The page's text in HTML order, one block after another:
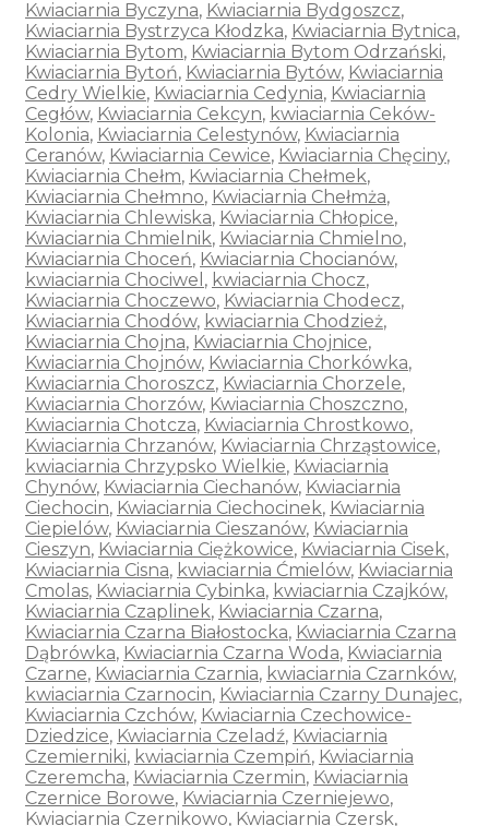
Kwiaciarnia Byczyna, Kwiaciarnia Bydgoszcz,
Kwiaciarnia Bystrzyca Kłodzka, Kwiaciarnia Bytnica,
Kwiaciarnia Bytom, Kwiaciarnia Bytom Odrzański,
Kwiaciarnia Bytoń, Kwiaciarnia Bytów, Kwiaciarnia
Cedry Wielkie, Kwiaciarnia Cedynia, Kwiaciarnia
Cegłów, Kwiaciarnia Cekcyn, kwiaciarnia Ceków-
Kolonia, Kwiaciarnia Celestynów, Kwiaciarnia
Ceranów, Kwiaciarnia Cewice, Kwiaciarnia Chęciny,
Kwiaciarnia Chełm, Kwiaciarnia Chełmek,
Kwiaciarnia Chełmno, Kwiaciarnia Chełmża,
Kwiaciarnia Chlewiska, Kwiaciarnia Chłopice,
Kwiaciarnia Chmielnik, Kwiaciarnia Chmielno,
Kwiaciarnia Choceń, Kwiaciarnia Chocianów,
kwiaciarnia Chociwel , kwiaciarnia Chocz,
Kwiaciarnia Choczewo, Kwiaciarnia Chodecz,
Kwiaciarnia Chodów, kwiaciarnia Chodzież,
Kwiaciarnia Chojna, Kwiaciarnia Chojnice,
Kwiaciarnia Chojnów, Kwiaciarnia Chorkówka,
Kwiaciarnia Choroszcz, Kwiaciarnia Chorzele,
Kwiaciarnia Chorzów, Kwiaciarnia Choszczno,
Kwiaciarnia Chotcza, Kwiaciarnia Chrostkowo,
Kwiaciarnia Chrzanów, Kwiaciarnia Chrząstowice,
kwiaciarnia Chrzypsko Wielkie, Kwiaciarnia
Chynów, Kwiaciarnia Ciechanów, Kwiaciarnia
Ciechocin, Kwiaciarnia Ciechocinek, Kwiaciarnia
Ciepielów, Kwiaciarnia Cieszanów, Kwiaciarnia
Cieszyn, Kwiaciarnia Ciężkowice, Kwiaciarnia Cisek,
Kwiaciarnia Cisna, kwiaciarnia Ćmielów, Kwiaciarnia
Cmolas, Kwiaciarnia Cybinka, kwiaciarnia Czajków,
Kwiaciarnia Czaplinek, Kwiaciarnia Czarna,
Kwiaciarnia Czarna Białostocka, Kwiaciarnia Czarna
Dąbrówka, Kwiaciarnia Czarna Woda, Kwiaciarnia
Czarne, Kwiaciarnia Czarnia, kwiaciarnia Czarnków,
kwiaciarnia Czarnocin, Kwiaciarnia Czarny Dunajec,
Kwiaciarnia Czchów, Kwiaciarnia Czechowice-
Dziedzice, Kwiaciarnia Czeladź, Kwiaciarnia
Czemierniki, kwiaciarnia Czempiń, Kwiaciarnia
Czeremcha, Kwiaciarnia Czermin, Kwiaciarnia
Czernice Borowe, Kwiaciarnia Czerniejewo,
Kwiaciarnia Czernikowo, Kwiaciarnia Czersk,